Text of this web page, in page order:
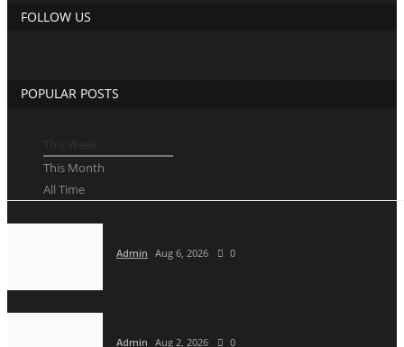
FOLLOW US
POPULAR POSTS
This Month
All Time
Admin Aug 6, 2026 0
Admin Aug 2, 2026 0